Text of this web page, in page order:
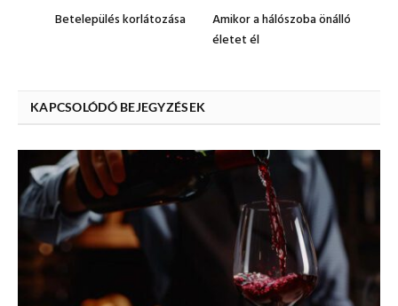
Betelepülés korlátozása
Amikor a hálószoba önálló
életet él
KAPCSOLÓDÓ BEJEGYZÉSEK